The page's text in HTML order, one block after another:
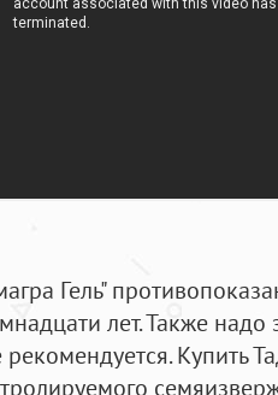
Гель"
лет. Также надо
Купить